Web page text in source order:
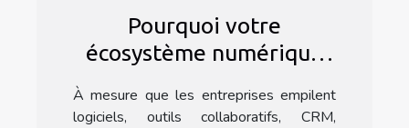
Pourquoi votre
écosystème numérique
progression
À mesure que les entreprises empilent
logiciels, outils collaboratifs, CRM,